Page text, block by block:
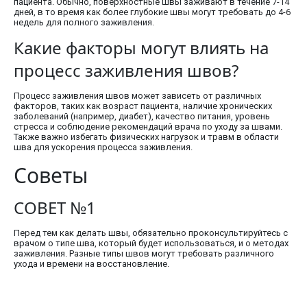
дней, в то время как более глубокие швы могут требовать до 4-6
недель для полного заживления.
Какие факторы могут влиять на
процесс заживления швов?
Процесс заживления швов может зависеть от различных
факторов, таких как возраст пациента, наличие хронических
заболеваний (например, диабет), качество питания, уровень
стресса и соблюдение рекомендаций врача по уходу за швами.
Также важно избегать физических нагрузок и травм в области
шва для ускорения процесса заживления.
Советы
СОВЕТ №1
Перед тем как делать швы, обязательно проконсультируйтесь с
врачом о типе шва, который будет использоваться, и о методах
заживления. Разные типы швов могут требовать различного
ухода и времени на восстановление.